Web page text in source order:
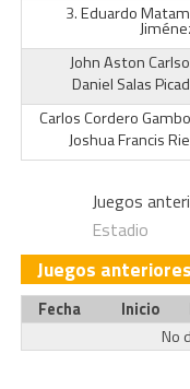
3.Eduardo
John Aston
Daniel Salas
Carlos Cordero
Joshua Francis
Juegos
Estadio
Juegos anteriores
Fecha Inicio
No